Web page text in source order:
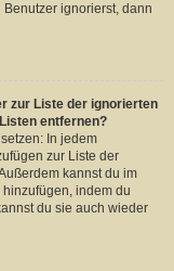
ignorierst, dann
zur Liste der ignorierten
entfernen?
In jedem
zur Liste der
kannst du im
indem du
du sie auch wieder